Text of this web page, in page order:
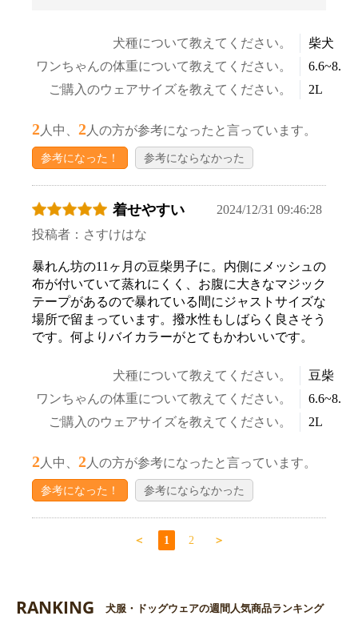
犬種について教えてください。
柴犬
ワンちゃんの体重について教えてください。
ご購入のウェアサイズを教えてください。
2L
2 人中、 2 人の方が参考になったと言っています。
参考になった！ 参考にならなかった
着せやすい
2024/12/31 09:46:28
投稿者：さすけはな
暴れん坊の11ヶ月の豆柴男子に。内側にメッシュの
布が付いていて蒸れにくく、お腹に大きなマジック
テープがあるので暴れている間にジャストサイズな
場所で留まっています。撥水性もしばらく良さそう
です。何よりバイカラーがとてもかわいいです。
犬種について教えてください。
豆柴
ワンちゃんの体重について教えてください。
ご購入のウェアサイズを教えてください。
2L
2 人中、 2 人の方が参考になったと言っています。
参考になった！ 参考にならなかった
＜ 1 2 ＞
RANKING 犬服・ドッグウェアの週間人気商品ランキング